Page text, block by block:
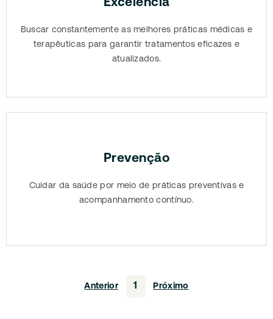
Buscar constantemente as melhores práticas médicas e
terapêuticas para garantir tratamentos eficazes e
atualizados.
Prevenção
Cuidar da saúde por meio de práticas preventivas e
acompanhamento contínuo.
Anterior 1 Próximo